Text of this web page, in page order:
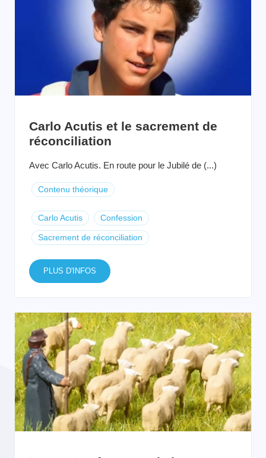
Carlo Acutis et le sacrement de
réconciliation
Avec Carlo Acutis. En route pour le Jubilé de (...)
Contenu théorique
Carlo Acutis Confession
Sacrement de réconciliation
PLUS D'INFOS